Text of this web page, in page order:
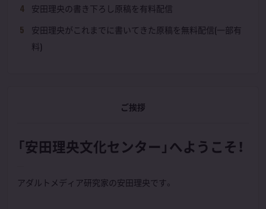
安田理央の書き下ろし原稿を有料配信
安田理央がこれまでに書いてきた原稿を無料配信(一部有
料)
ご挨拶
「安田理央文化センター」へようこそ！
アダルトメディア研究家の安田理央です。